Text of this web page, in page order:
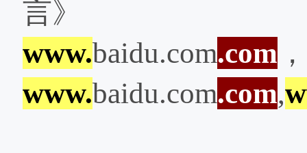
言》
www.baidu.com.com ，
www.baidu.com.com,